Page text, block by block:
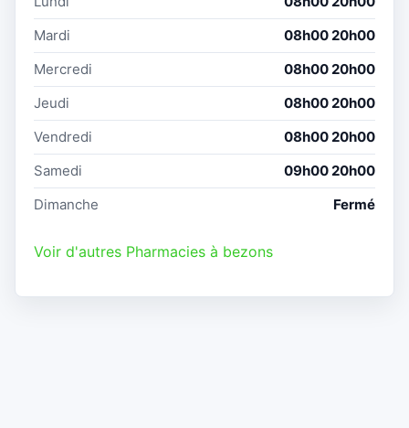
Mardi
08h00 20h00
Mercredi
08h00 20h00
Jeudi
08h00 20h00
Vendredi
08h00 20h00
Samedi
09h00 20h00
Dimanche
Fermé
Voir d'autres Pharmacies à bezons